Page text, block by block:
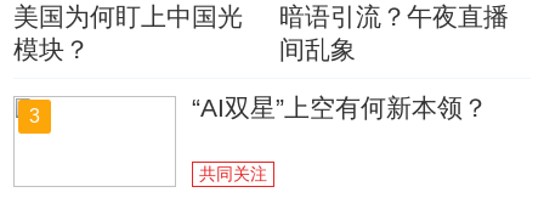
美国为何盯上中国光
模块？
暗语引流？午夜直播
间乱象
3 “AI双星”上空有何新本领？
共同关注